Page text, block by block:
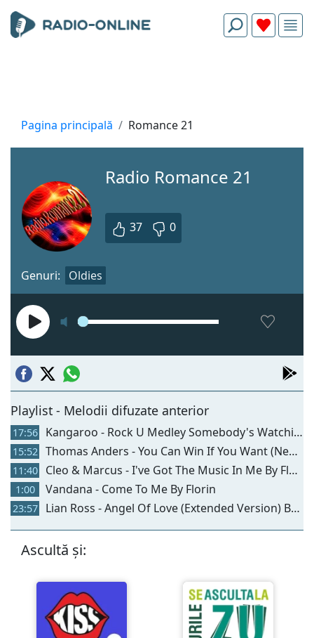
Pagina principală Romance 21
Radio Romance 21
37 0
Genuri: Oldies
Playlist - Melodii difuzate anterior
17:56 Kangaroo - Rock U Medley Somebody's Watching Me By Florin
15:52 Thomas Anders - You Can Win If You Want (New Hit Version) By Florin
11:40 Cleo & Marcus - I've Got The Music In Me By Florin
1:00 Vandana - Come To Me By Florin
23:57 Lian Ross - Angel Of Love (Extended Version) By Florin
Ascultă și: